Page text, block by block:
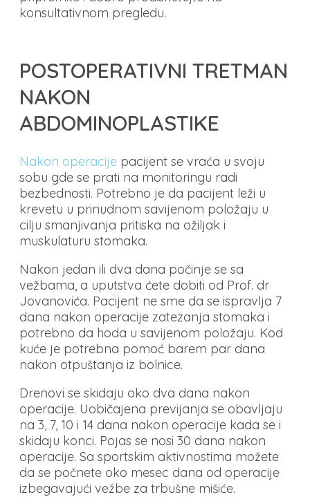
konsultativnom pregledu.
POSTOPERATIVNI TRETMAN
NAKON
ABDOMINOPLASTIKE
Nakon operacije pacijent se vraća u svoju
sobu gde se prati na monitoringu radi
bezbednosti. Potrebno je da pacijent leži u
krevetu u prinudnom savijenom položaju u
cilju smanjivanja pritiska na ožiljak i
muskulaturu stomaka.
Nakon jedan ili dva dana počinje se sa
vežbama, a uputstva ćete dobiti od Prof. dr
Jovanovića. Pacijent ne sme da se ispravlja 7
dana nakon operacije zatezanja stomaka i
potrebno da hoda u savijenom položaju. Kod
kuće je potrebna pomoć barem par dana
nakon otpuštanja iz bolnice.
Drenovi se skidaju oko dva dana nakon
operacije. Uobičajena previjanja se obavljaju
na 3, 7, 10 i 14 dana nakon operacije kada se i
skidaju konci. Pojas se nosi 30 dana nakon
operacije. Sa sportskim aktivnostima možete
da se počnete oko mesec dana od operacije
izbegavajući vežbe za trbušne mišiće.